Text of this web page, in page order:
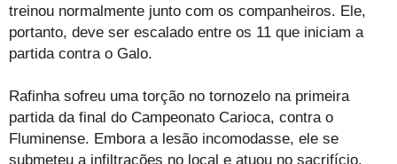
treinou normalmente junto com os companheiros. Ele,
portanto, deve ser escalado entre os 11 que iniciam a
partida contra o Galo.
Rafinha sofreu uma torção no tornozelo na primeira
partida da final do Campeonato Carioca, contra o
Fluminense. Embora a lesão incomodasse, ele se
submeteu a infiltrações no local e atuou no sacrifício.